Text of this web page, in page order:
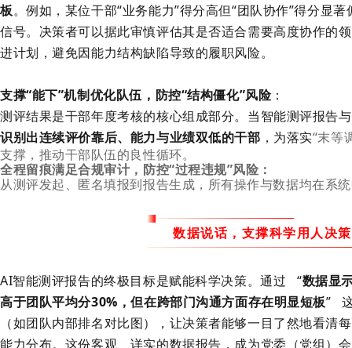
板。例如，某位干部“业务能力”得分高但“团队协作”得分显
信号。决策者可以据此审慎评估其是否适合需要高度协作的
进计划，避免因能力结构缺陷导致的履职风险。
支撑“能下”机制优化队伍，防控“结构僵化”风险：
测评结果是干部年度考核的核心组成部分。当智能测评报告
识别出连续评价靠后、能力与业绩双低的干部 ，为落实“末等
支撑，推动干部队伍的良性循环。
全程留痕满足合规审计，防控“过程违规”风险 ：
从测评发起、匿名填报到报告生成，所有操作与数据均在系
数据说话，支撑科学用人决策
AI智能测评报告的终极目标是赋能科学决策。通过 “数据显
高于团队平均分30%，但在跨部门沟通方面存在明显短板”
（如团队内部排名对比图），让决策者能够一目了然地看清
能力分布。这份客观、详实的数据报告，成为党委（党组）